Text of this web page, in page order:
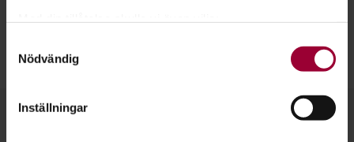
som kan ha en noggrannhet på upp till flera meter
Ta reda på mer om hur dina personliga uppgifter
Nödvändig
Inställningar
Musikakuten.